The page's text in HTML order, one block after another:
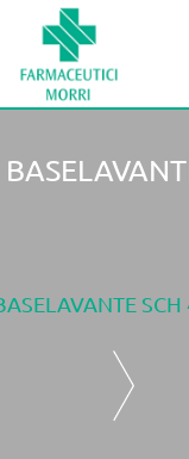
SCH